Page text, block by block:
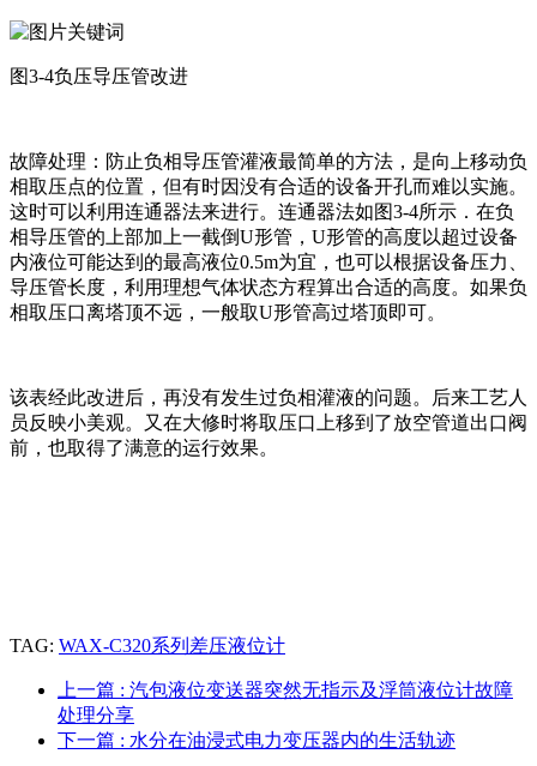
图3-4负压导压管改进
故障处理：防止负相导压管灌液最简单的方法，是向上移动负
相取压点的位置，但有时因没有合适的设备开孔而难以实施。
这时可以利用连通器法来进行。连通器法如图3-4所示．在负
相导压管的上部加上一截倒U形管，U形管的高度以超过设备
内液位可能达到的最高液位0.5m为宜，也可以根据设备压力、
导压管长度，利用理想气体状态方程算出合适的高度。如果负
相取压口离塔顶不远，一般取U形管高过塔顶即可。
该表经此改进后，再没有发生过负相灌液的问题。后来工艺人
员反映小美观。又在大修时将取压口上移到了放空管道出口阀
前，也取得了满意的运行效果。
TAG: WAX-C320系列差压液位计
上一篇 : 汽包液位变送器突然无指示及浮筒液位计故障
处理分享
下一篇 : 水分在油浸式电力变压器内的生活轨迹